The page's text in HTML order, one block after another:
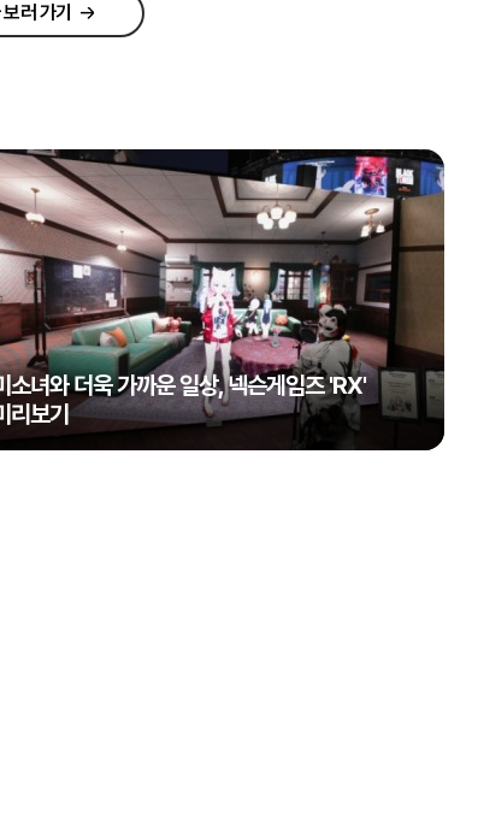
러 가기
소녀와 더욱 가까운 일상, 넥슨게임즈 'RX'
리보기